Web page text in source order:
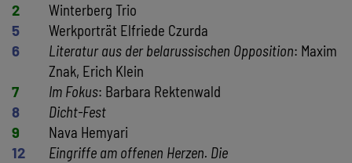
2
Winterberg Trio
5
Werkporträt Elfriede Czurda
6
Literatur aus der belarussischen Opposition: Maxim
Znak, Erich Klein
7
Im Fokus: Barbara Rektenwald
8
Dicht-Fest
9
Nava Hemyari
12
Eingriffe am offenen Herzen. Die